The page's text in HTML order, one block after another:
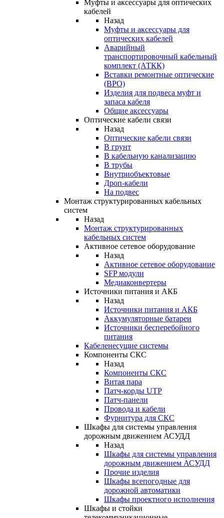
Муфты и аксессуары для оптических
кабелей
Назад
Муфты и аксессуары для
оптических кабелей
Аварийный
транспортировочный кабельный
комплект (АТКК)
Вставки ремонтные оптические
(ВРО)
Изделия для подвеса муфт и
запаса кабеля
Общие аксессуары
Оптические кабели связи
Назад
Оптические кабели связи
В грунт
В кабельную канализацию
В трубы
Внутриобъектовые
Дроп-кабели
На подвес
Монтаж структурированных кабельных
систем
Назад
Монтаж структурированных
кабельных систем
Активное сетевое оборудование
Назад
Активное сетевое оборудование
SFP модули
Медиаконвертеры
Источники питания и АКБ
Назад
Источники питания и АКБ
Аккумуляторные батареи
Источники бесперебойного
питания
Кабеленесущие системы
Компоненты СКС
Назад
Компоненты СКС
Витая пара
Патч-корды UTP
Патч-панели
Провода и кабели
Фурнитура для СКС
Шкафы для системы управления
дорожным движением АСУДД
Назад
Шкафы для системы управления
дорожным движением АСУДД
Прочие изделия
Шкафы всепогодные для
дорожной автоматики
Шкафы проектного исполнения
Шкафы и стойки